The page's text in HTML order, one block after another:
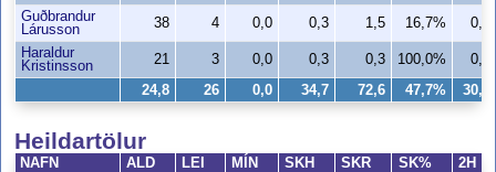
Heildartölur
NAFN ALD LEI MÍN SKH SKR SK%
2H
Guðbrandur
Lárusson
38 4 0,0 0,3 1,5 16,7%
0,3
Haraldur
Kristinsson
21 3 0,0 0,3 0,3 100,0% 0,3
24,8 26 0,0 34,7 72,6 47,7% 30,2